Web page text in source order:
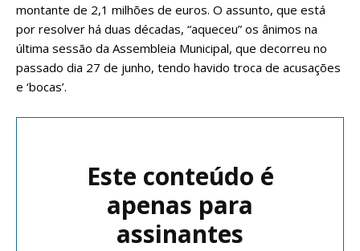
montante de 2,1 milhões de euros. O assunto, que está
por resolver há duas décadas, “aqueceu” os ânimos na
última sessão da Assembleia Municipal, que decorreu no
passado dia 27 de junho, tendo havido troca de acusações
e ‘bocas’.
Este conteúdo é
apenas para
assinantes